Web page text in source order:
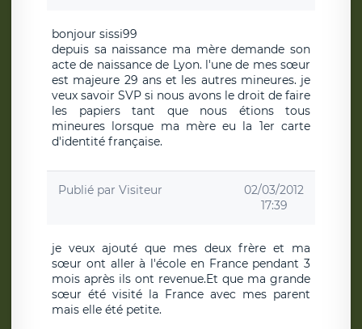
bonjour sissi99
depuis sa naissance ma mère demande son
acte de naissance de Lyon. l'une de mes sœur
est majeure 29 ans et les autres mineures. je
veux savoir SVP si nous avons le droit de faire
les papiers tant que nous étions tous
mineures lorsque ma mère eu la 1er carte
d'identité française.
Publié par Visiteur
02/03/2012
17:39
je veux ajouté que mes deux frère et ma
sœur ont aller à l'école en France pendant 3
mois après ils ont revenue.Et que ma grande
sœur été visité la France avec mes parent
mais elle été petite.